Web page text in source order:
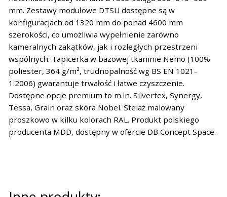
mm. Zestawy modułowe DTSU dostępne są w
konfiguracjach od 1320 mm do ponad 4600 mm
szerokości, co umożliwia wypełnienie zarówno
kameralnych zakątków, jak i rozległych przestrzeni
wspólnych. Tapicerka w bazowej tkaninie Nemo (100%
poliester, 364 g/m², trudnopalność wg BS EN 1021-
1:2006) gwarantuje trwałość i łatwe czyszczenie.
Dostępne opcje premium to m.in. Silvertex, Synergy,
Tessa, Grain oraz skóra Nobel. Stelaż malowany
proszkowo w kilku kolorach RAL. Produkt polskiego
producenta MDD, dostępny w ofercie DB Concept Space.